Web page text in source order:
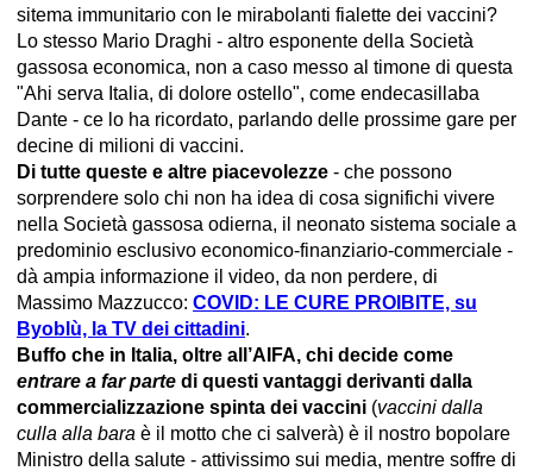
sitema immunitario con le mirabolanti fialette dei vaccini?
Lo stesso Mario Draghi - altro esponente della Società
gassosa economica, non a caso messo al timone di questa
"Ahi serva Italia, di dolore ostello", come endecasillaba
Dante - ce lo ha ricordato, parlando delle prossime gare per
decine di milioni di vaccini.
Di tutte queste e altre piacevolezze - che possono
sorprendere solo chi non ha idea di cosa significhi vivere
nella Società gassosa odierna, il neonato sistema sociale a
predominio esclusivo economico-finanziario-commerciale -
dà ampia informazione il video, da non perdere, di
Massimo Mazzucco: COVID: LE CURE PROIBITE, su
Byoblù, la TV dei cittadini.
Buffo che in Italia, oltre all’AIFA, chi decide come
entrare a far parte di questi vantaggi derivanti dalla
commercializzazione spinta dei vaccini (vaccini dalla
culla alla bara è il motto che ci salverà) è il nostro bopolare
Ministro della salute - attivissimo sui media, mentre soffre di